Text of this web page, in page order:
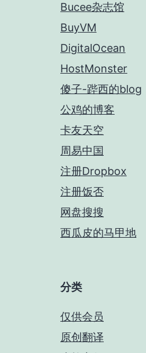
Bucee杂志馆
BuyVM
DigitalOcean
HostMonster
傻子-跸西的blog
公鸡的博客
卡友天空
周易中国
注册Dropbox
注册饭否
网盘搜搜
西瓜皮的马甲地
分类
仅供会员
原创翻译